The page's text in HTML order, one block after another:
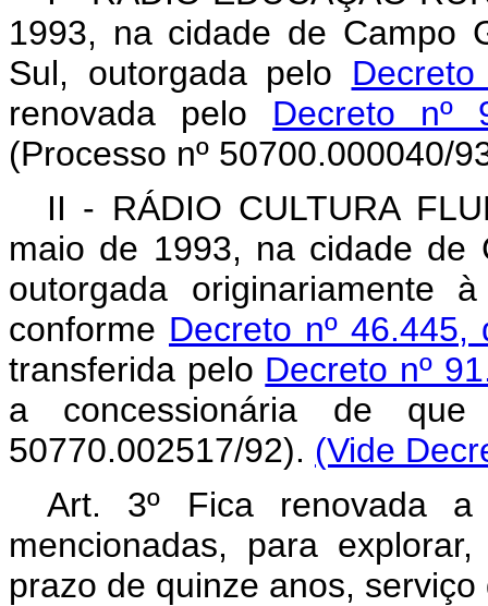
1993, na cidade de Campo
Sul, outorgada pelo
renovada pelo Decreto
(Processo nº 50700.000040/
II - RÁDIO CULTURA
maio de 1993, na cidade de
outorgada originariamente
conforme Decreto nº
transferida pelo Decreto nº
a concessionária de
50770.002517/92). (Vide
Art. 3º Fica renovada a
mencionadas, para
prazo de quinze anos,